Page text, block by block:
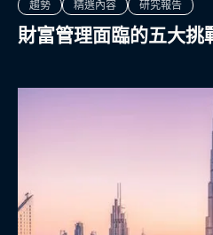
趨勢
精選內容 研究報告
財富管理面臨的五大挑